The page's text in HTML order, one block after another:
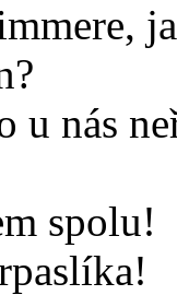
u nás
spolu!